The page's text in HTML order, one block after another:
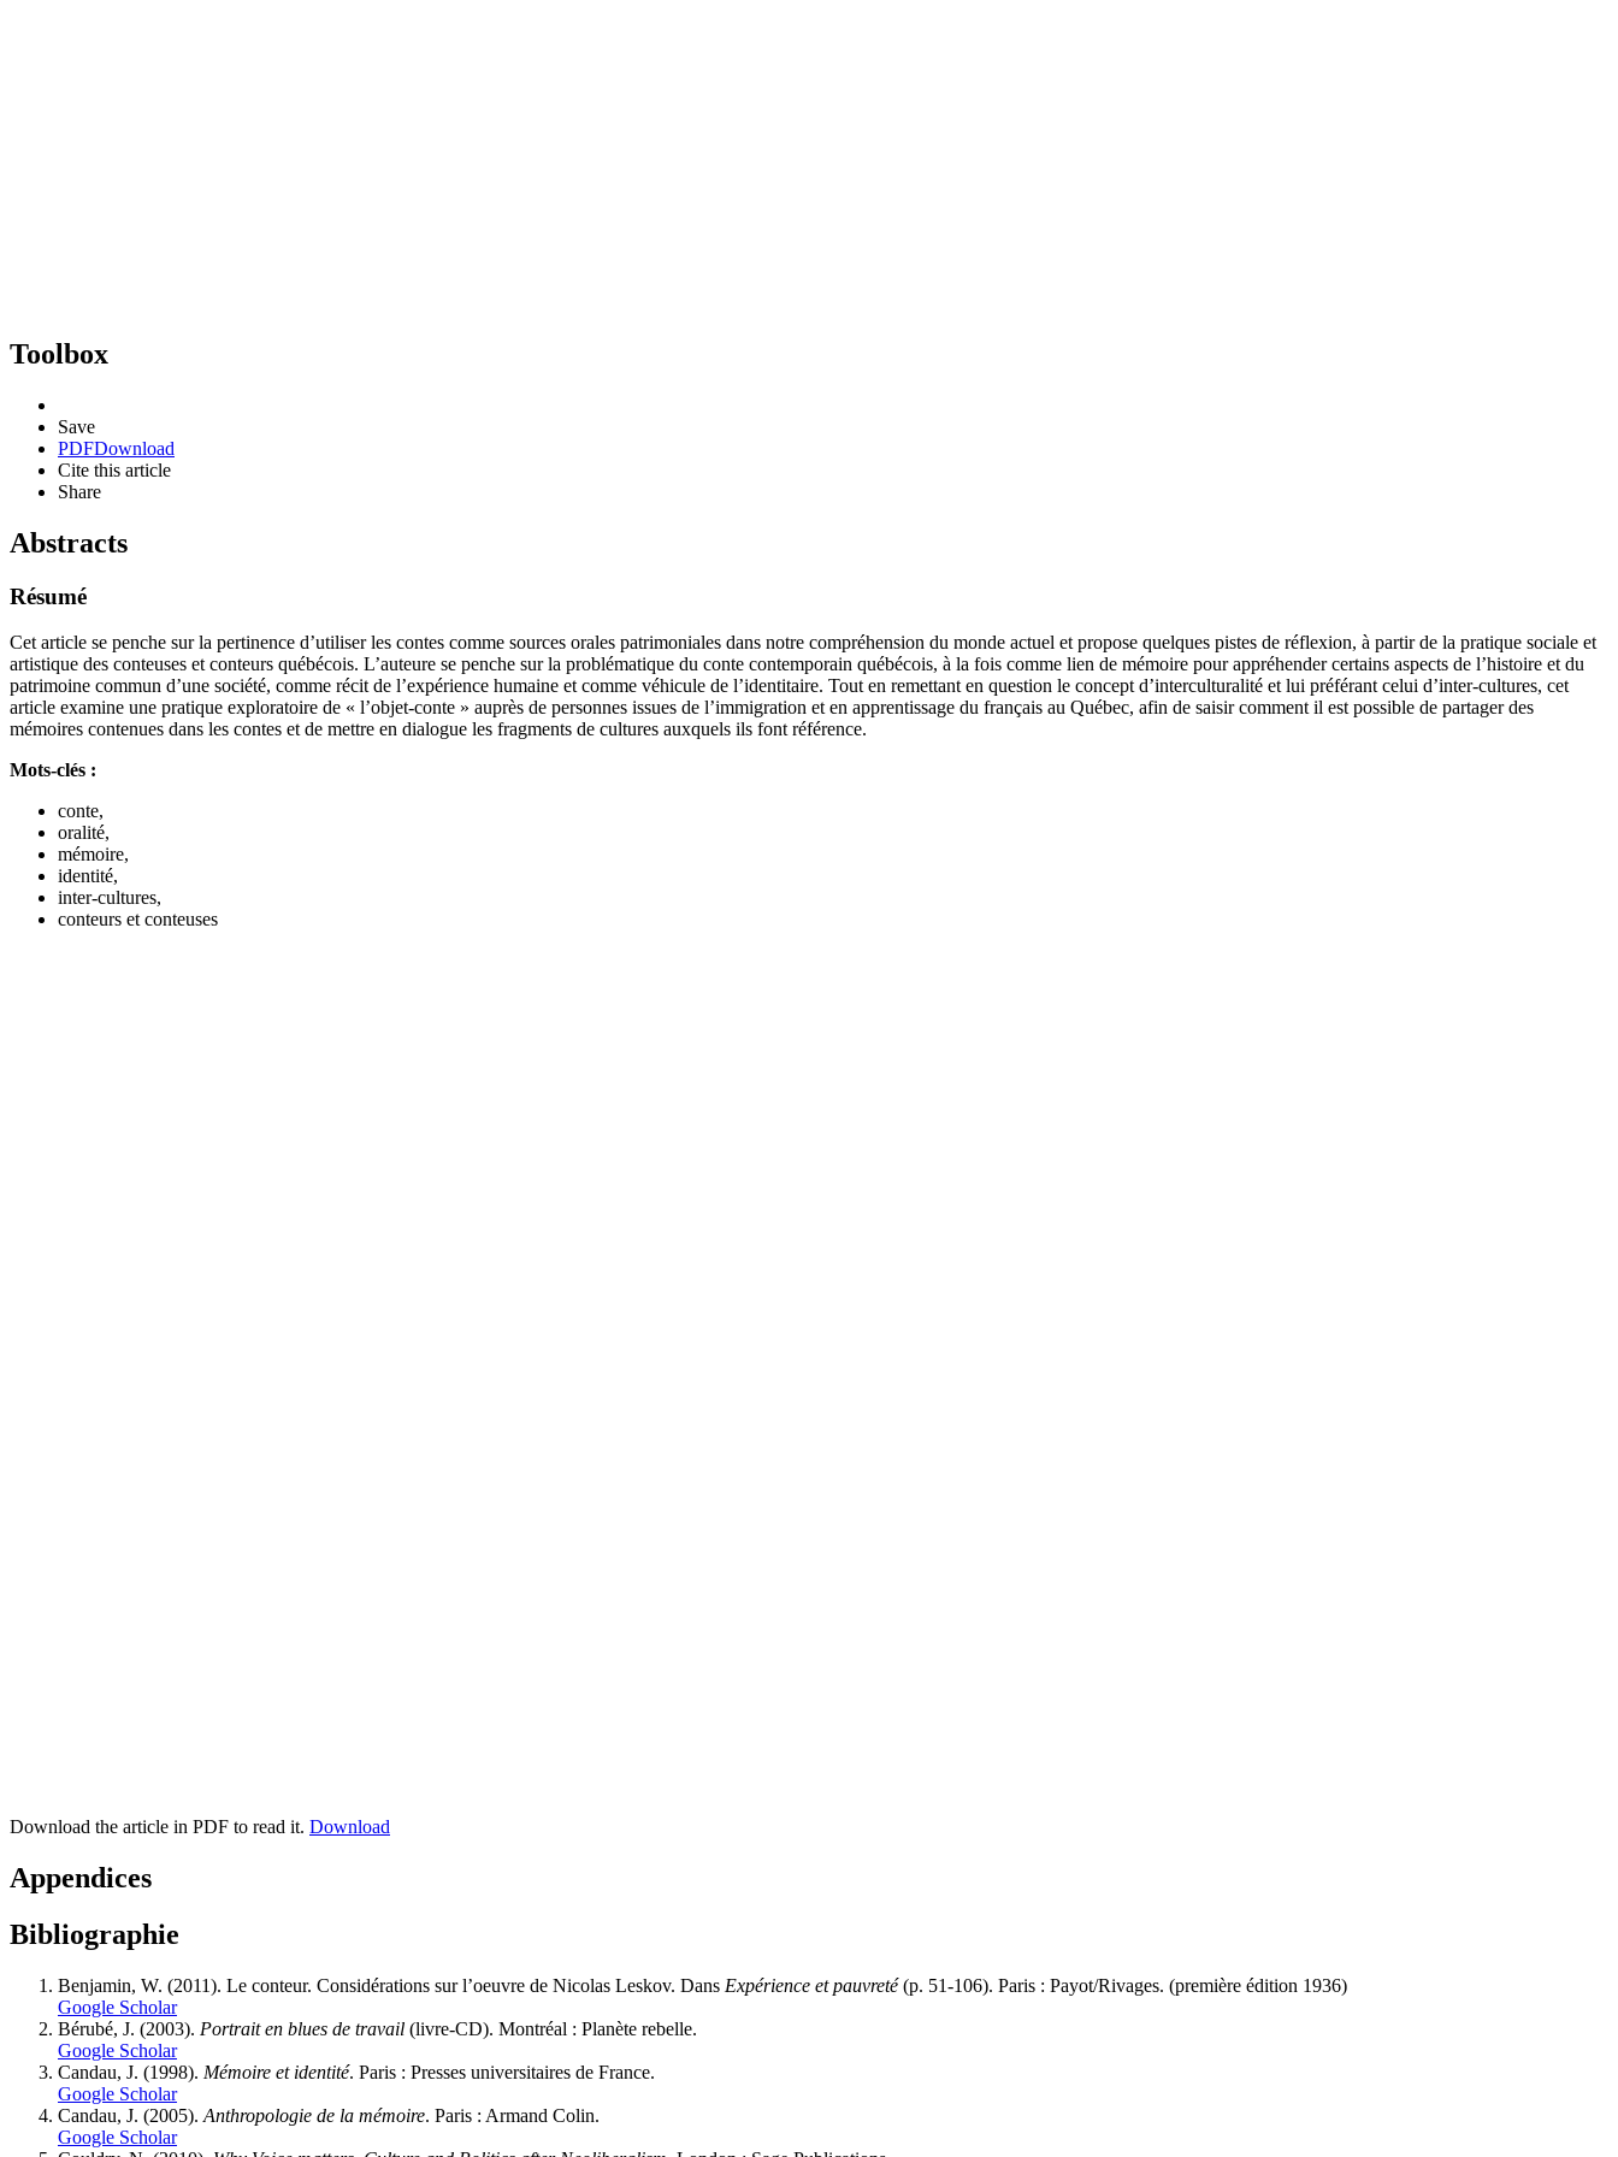
Toolbox
Save
PDFDownload
Cite this article
Share
Abstracts
Résumé
Cet article se penche sur la pertinence d’utiliser les contes comme sources orales patrimoniales dans notre compréhension du monde actuel et propose quelques pistes de réflexion, à partir de la pratique sociale et
artistique des conteuses et conteurs québécois. L’auteure se penche sur la problématique du conte contemporain québécois, à la fois comme lien de mémoire pour appréhender certains aspects de l’histoire et du
patrimoine commun d’une société, comme récit de l’expérience humaine et comme véhicule de l’identitaire. Tout en remettant en question le concept d’interculturalité et lui préférant celui d’inter-cultures, cet
article examine une pratique exploratoire de « l’objet-conte » auprès de personnes issues de l’immigration et en apprentissage du français au Québec, afin de saisir comment il est possible de partager des
mémoires contenues dans les contes et de mettre en dialogue les fragments de cultures auxquels ils font référence.
Mots-clés :
conte,
oralité,
mémoire,
identité,
inter-cultures,
conteurs et conteuses
Download the article in PDF to read it. Download
Appendices
Bibliographie
Benjamin, W. (2011). Le conteur. Considérations sur l’oeuvre de Nicolas Leskov. Dans Expérience et pauvreté(p. 51-106). Paris : Payot/Rivages. (première édition 1936)
Google Scholar
Bérubé, J. (2003). Portrait en blues de travail (livre-CD). Montréal : Planète rebelle.
Google Scholar
Candau, J. (1998). Mémoire et identité. Paris : Presses universitaires de France.
Google Scholar
Candau, J. (2005). Anthropologie de la mémoire. Paris : Armand Colin.
Google Scholar